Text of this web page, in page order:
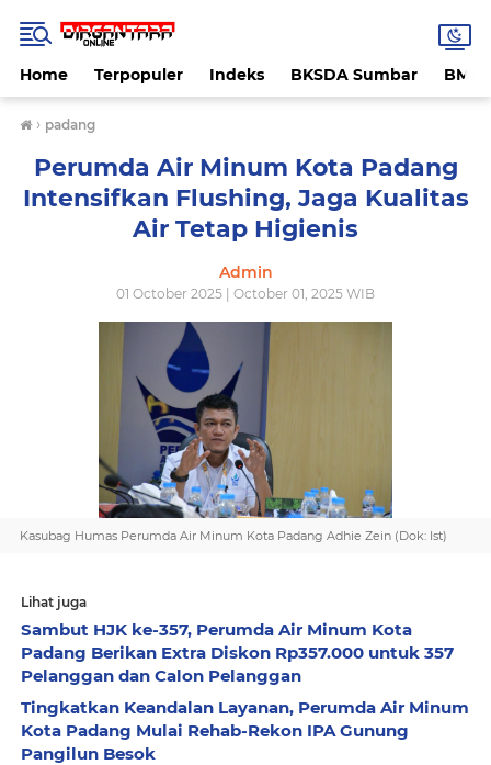
Home Terpopuler Indeks BKSDA Sumbar
› padang
Perumda Air Minum Kota Padang
Intensifkan Flushing, Jaga Kualitas
Air Tetap Higienis
Admin
01 October 2025 | October 01, 2025 WIB
Kasubag Humas Perumda Air Minum Kota Padang Adhie Zein (Dok: Ist)
Lihat juga
Sambut HJK ke-357, Perumda Air Minum Kota
Padang Berikan Extra Diskon Rp357.000 untuk 357
Pelanggan dan Calon Pelanggan
Tingkatkan Keandalan Layanan, Perumda Air Minum
Kota Padang Mulai Rehab-Rekon IPA Gunung
Pangilun Besok